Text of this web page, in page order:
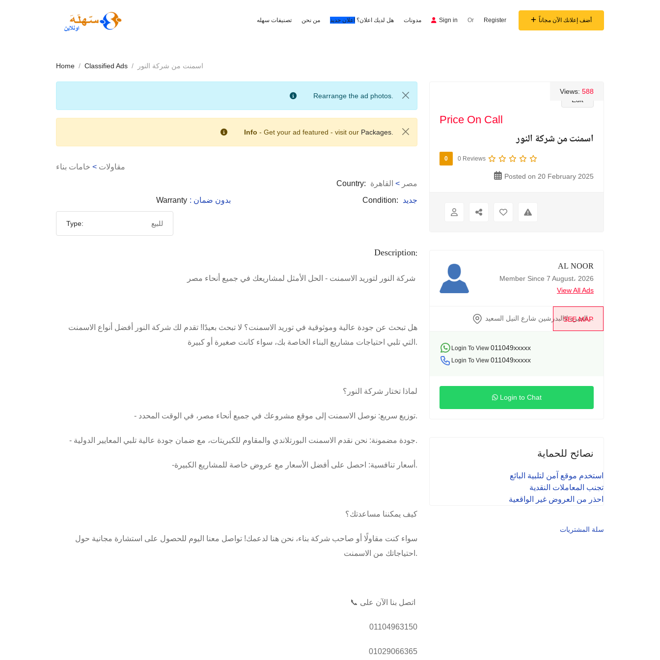
تصنيفات سهله من نحن هل لديك اعلان؟ اعلان جديد مدونات Sign in Or Register أضف إعلانك الآن مجاناً
Home Classified Ads اسمنت من شركة النور
Rearrange the ad photos.
Info - Get your ad featured - visit our Packages.
مقاولات > خامات بناء
Country:
مصر > القاهرة
Warranty
: بدون ضمان Condition: جديد
Type: للبيع
Description:
هل تبحث عن جودة عالية وموثوقية في توريد الاسمنت؟ لا تبحث بعيدًا! تقدم لك شركة النور أفضل أنواع الاسمنت
التي تلبي احتياجات مشاريع البناء الخاصة بك، سواء كانت صغيرة أو كبيرة.
لماذا تختار شركة النور؟
- توزيع سريع: نوصل الاسمنت إلى موقع مشروعك في جميع أنحاء مصر، في الوقت المحدد.
- جودة مضمونة: نحن نقدم الاسمنت البورتلاندي والمقاوم للكبريتات، مع ضمان جودة عالية تلبي المعايير الدولية.
-أسعار تنافسية: احصل على أفضل الأسعار مع عروض خاصة للمشاريع الكبيرة.
كيف يمكننا مساعدتك؟
سواء كنت مقاولًا أو صاحب شركة بناء، نحن هنا لدعمك! تواصل معنا اليوم للحصول على استشارة مجانية حول
احتياجاتك من الاسمنت.
01104963150
01029066365
Edit
Views: 588
Price On Call
اسمنت من شركة النور
0 0 Reviews
Posted on 20 February 2025
AL NOOR
Member Since 7 August، 2026
View All Ads
SEE MAP
الجيزه لاالبدرشين شارع النيل السعيد...
Login To View 011049xxxxx
Login To View 011049xxxxx
Login to Chat
نصائح للحماية
استخدم موقع آمن لتلبية البائع
تجنب المعاملات النقدية
احذر من العروض غير الواقعية
سلة المشتريات